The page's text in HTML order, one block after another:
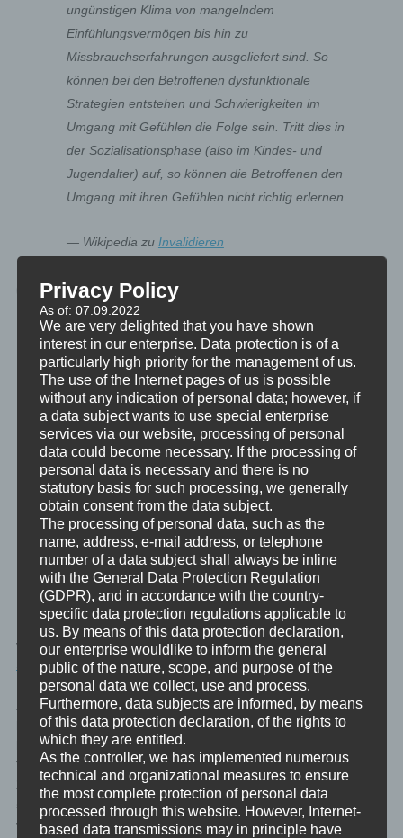
ungünstigen Klima von mangelndem
Einfühlungsvermögen bis hin zu
Missbrauchserfahrungen ausgeliefert sind. So
können bei den Betroffenen dysfunktionale
Strategien entstehen und Schwierigkeiten im
Umgang mit Gefühlen die Folge sein. Tritt dies in
der Sozialisationsphase (also im Kindes- und
Jugendalter) auf, so können die Betroffenen den
Umgang mit ihren Gefühlen nicht richtig erlernen.
— Wikipedia zu Invalidieren
Invalidieren erfolgt also, wenn die Gefühle der
Heranwachsenden dauerhaft nicht ausreichend
gewürdigt und ernst genommen werden und wenn
sie missachtet oder verdreht werden. Das Kind
lernt dadurch nicht, wie es Erregungen benennen
und regulieren und emotionale Spannungen
aushalten kann. Auch als Erwachsene sind die
Betroffenen oft nicht in der Lage, sich auf die
eigenen Gefühle zu verlassen und diesen zu
vertrauen.
— Wikipedia zuInvalidieren
Halten wir fest: Jemand mit einer Empathiestörung schafft
Missbrauchserfahrungen für andere indem er deren Sicht der
Dinge, also deren Modell der Welt, nicht anerkennt und durch
verschiedene Strategien zerstört. Z.B.Gaslightingoder
Stonewalling, zwei der vielen vielen Missbrauchsmethoden.
Als Folge vertraut der oder die Missbrauchte der eigenen
Realität nicht mehr. Dysfunktionale Strategien entstehen.
Der eigenen Realität nicht mehr vertrauend entsteht ein
Verhalten dessen einziger Zweck es ist einen stabilen
Zustand zu halten, in dem gerade kein aktiver Missbrauch
stattfindet. Verdrängung der erlebten Gewalt und ein
verzerrtes Bild der eigenen Wahrnehmung sind die Folgen.
Privacy Policy
As of: 07.09.2022
We are very delighted that you have shown
interest in our enterprise. Data protection is of a
particularly high priority for the management of us.
The use of the Internet pages of us is possible
without any indication of personal data; however, if
a data subject wants to use special enterprise
services via our website, processing of personal
data could become necessary. If the processing of
personal data is necessary and there is no
statutory basis for such processing, we generally
obtain consent from the data subject.
The processing of personal data, such as the
name, address, e-mail address, or telephone
number of a data subject shall always be inline
with the General Data Protection Regulation
(GDPR), and in accordance with the country-
specific data protection regulations applicable to
us. By means of this data protection declaration,
our enterprise wouldlike to inform the general
public of the nature, scope, and purpose of the
personal data we collect, use and process.
Furthermore, data subjects are informed, by means
of this data protection declaration, of the rights to
which they are entitled.
As the controller, we has implemented numerous
technical and organizational measures to ensure
the most complete protection of personal data
processed through this website. However, Internet-
based data transmissions may in principle have